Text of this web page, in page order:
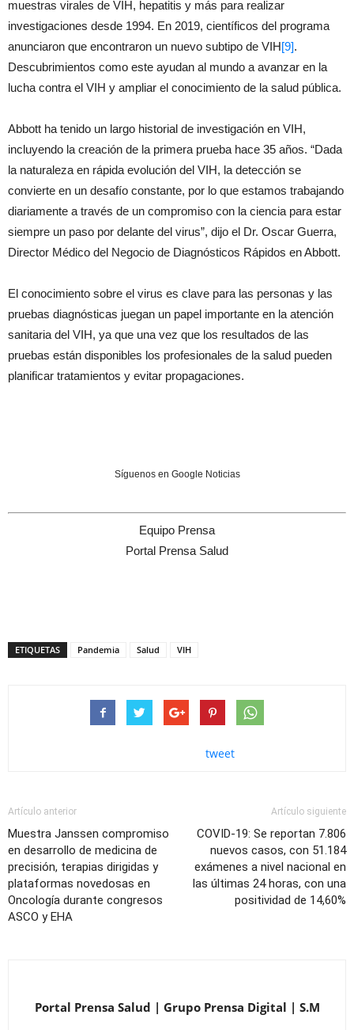
muestras virales de VIH, hepatitis y más para realizar
investigaciones desde 1994. En 2019, científicos del programa
anunciaron que encontraron un nuevo subtipo de VIH[9].
Descubrimientos como este ayudan al mundo a avanzar en la
lucha contra el VIH y ampliar el conocimiento de la salud pública.
Abbott ha tenido un largo historial de investigación en VIH,
incluyendo la creación de la primera prueba hace 35 años. “Dada
la naturaleza en rápida evolución del VIH, la detección se
convierte en un desafío constante, por lo que estamos trabajando
diariamente a través de un compromiso con la ciencia para estar
siempre un paso por delante del virus”, dijo el Dr. Oscar Guerra,
Director Médico del Negocio de Diagnósticos Rápidos en Abbott.
El conocimiento sobre el virus es clave para las personas y las
pruebas diagnósticas juegan un papel importante en la atención
sanitaria del VIH, ya que una vez que los resultados de las
pruebas están disponibles los profesionales de la salud pueden
planificar tratamientos y evitar propagaciones.
Síguenos en Google Noticias
Equipo Prensa
Portal Prensa Salud
ETIQUETAS Pandemia Salud VIH
tweet
Artículo anterior
Muestra Janssen compromiso
en desarrollo de medicina de
precisión, terapias dirigidas y
plataformas novedosas en
Oncología durante congresos
ASCO y EHA
Artículo siguiente
COVID-19: Se reportan 7.806
nuevos casos, con 51.184
exámenes a nivel nacional en
las últimas 24 horas, con una
positividad de 14,60%
Portal Prensa Salud | Grupo Prensa Digital | S.M